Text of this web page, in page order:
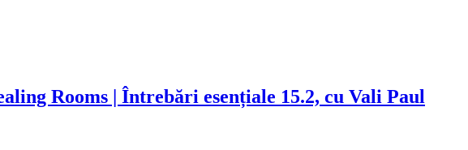
Rooms | Întrebări esențiale 15.2, cu Vali Paul